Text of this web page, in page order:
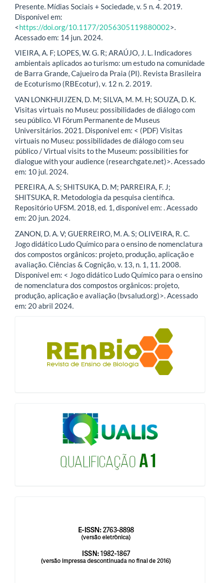
Presente. Mídias Sociais + Sociedade, v. 5 n. 4. 2019.
Disponível em:
<https://doi.org/10.1177/2056305119880002>.
Acessado em: 14 jun. 2024.
VIEIRA, A. F; LOPES, W. G. R; ARAÚJO, J. L. Indicadores
ambientais aplicados ao turismo: um estudo na comunidade
de Barra Grande, Cajueiro da Praia (PI). Revista Brasileira
de Ecoturismo (RBEcotur), v. 12 n. 2. 2019.
VAN LONKHUIJZEN, D. M; SILVA, M. M. H; SOUZA, D. K.
Visitas virtuais no Museu: possibilidades de diálogo com
seu público. VI Fórum Permanente de Museus
Universitários. 2021. Disponível em: < (PDF) Visitas
virtuais no Museu: possibilidades de diálogo com seu
público / Virtual visits to the Museum: possibilities for
dialogue with your audience (researchgate.net)>. Acessado
em: 10 jul. 2024.
PEREIRA, A. S; SHITSUKA, D. M; PARREIRA, F. J;
SHITSUKA, R. Metodologia da pesquisa científica.
Repositório UFSM. 2018, ed. 1, disponível em: . Acessado
em: 20 jun. 2024.
ZANON, D. A. V; GUERREIRO, M. A. S; OLIVEIRA, R. C.
Jogo didático Ludo Químico para o ensino de nomenclatura
dos compostos orgânicos: projeto, produção, aplicação e
avaliação. Ciências & Cognição, v. 13, n. 1, 11. 2008.
Disponível em: < Jogo didático Ludo Químico para o ensino
de nomenclatura dos compostos orgânicos: projeto,
produção, aplicação e avaliação (bvsalud.org)>. Acessado
em: 20 abril 2024.